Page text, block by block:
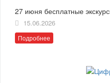
27 июня бесплатные
15.06.2026
Подробнее